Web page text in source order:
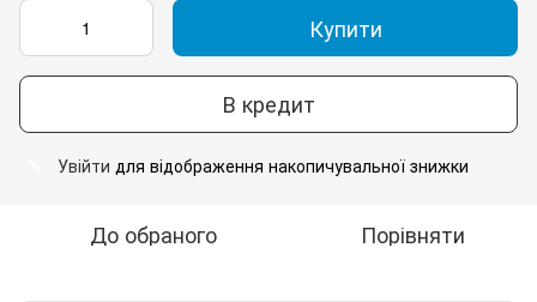
Купити
В кредит
Увійти для відображення накопичувальної знижки
До обраного Порівняти